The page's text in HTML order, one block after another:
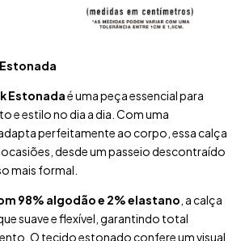
Estonadaé uma peça essencial para
e estilo no dia a dia. Com uma
perfeitamente ao corpo, essa calça
ocasiões, desde um passeio descontraído
mais formal.
98% algodão e 2% elastano , a calça
suave e flexível, garantindo total
O tecido estonado confere um visual